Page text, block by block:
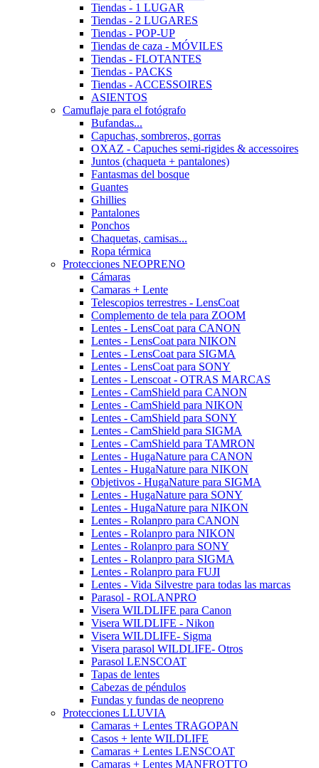
Tiendas - 1 LUGAR
Tiendas - 2 LUGARES
Tiendas - POP-UP
Tiendas de caza - MÓVILES
Tiendas - FLOTANTES
Tiendas - PACKS
Tiendas - ACCESSOIRES
ASIENTOS
Camuflaje para el fotógrafo
Bufandas...
Capuchas, sombreros, gorras
OXAZ - Capuches semi-rigides & accessoires
Juntos (chaqueta + pantalones)
Fantasmas del bosque
Guantes
Ghillies
Pantalones
Ponchos
Chaquetas, camisas...
Ropa térmica
Protecciones NEOPRENO
Cámaras
Camaras + Lente
Telescopios terrestres - LensCoat
Complemento de tela para ZOOM
Lentes - LensCoat para CANON
Lentes - LensCoat para NIKON
Lentes - LensCoat para SIGMA
Lentes - LensCoat para SONY
Lentes - Lenscoat - OTRAS MARCAS
Lentes - CamShield para CANON
Lentes - CamShield para NIKON
Lentes - CamShield para SONY
Lentes - CamShield para SIGMA
Lentes - CamShield para TAMRON
Lentes - HugaNature para CANON
Lentes - HugaNature para NIKON
Objetivos - HugaNature para SIGMA
Lentes - HugaNature para SONY
Lentes - HugaNature para NIKON
Lentes - Rolanpro para CANON
Lentes - Rolanpro para NIKON
Lentes - Rolanpro para SONY
Lentes - Rolanpro para SIGMA
Lentes - Rolanpro para FUJI
Lentes - Vida Silvestre para todas las marcas
Parasol - ROLANPRO
Visera WILDLIFE para Canon
Visera WILDLIFE - Nikon
Visera WILDLIFE- Sigma
Visera parasol WILDLIFE- Otros
Parasol LENSCOAT
Tapas de lentes
Cabezas de péndulos
Fundas y fundas de neopreno
Protecciones LLUVIA
Camaras + Lentes TRAGOPAN
Casos + lente WILDLIFE
Camaras + Lentes LENSCOAT
Camaras + Lentes MANFROTTO